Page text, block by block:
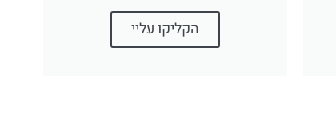
הקליקו עליי